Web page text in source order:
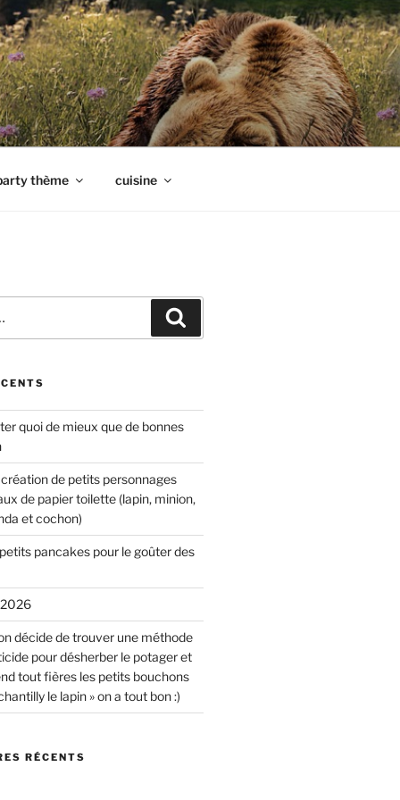
thème cuisine
quoi de mieux que de bonnes
de petits personnages
de papier toilette (lapin, minion,
et cochon)
pancakes pour le goûter des
décide de trouver une méthode
pour désherber le potager et
tout fières les petits bouchons
le lapin » on a tout bon :)
RÉCENTS